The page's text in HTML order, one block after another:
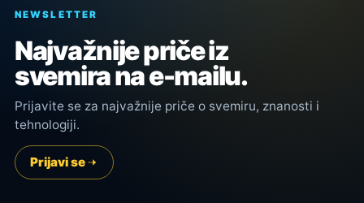
NEWSLETTER
Najvažnije priče iz
svemira na e-mailu.
Prijavite se za najvažnije priče o svemiru, znanosti i
tehnologiji.
Prijavi se